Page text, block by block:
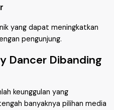
yang dapat meningkatkan
pengunjung.
Dancer Dibanding
keunggulan yang
banyaknya pilihan media